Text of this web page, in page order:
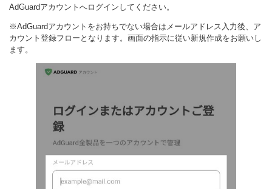
AdGuardアカウントへログインしてください。
※AdGuardアカウントをお持ちでない場合はメールアドレス入力後、ア
カウント登録フローとなります。画面の指示に従い新規作成をお願いし
ます。